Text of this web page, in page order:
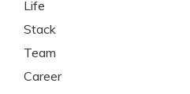
Life
Stack
Team
Career